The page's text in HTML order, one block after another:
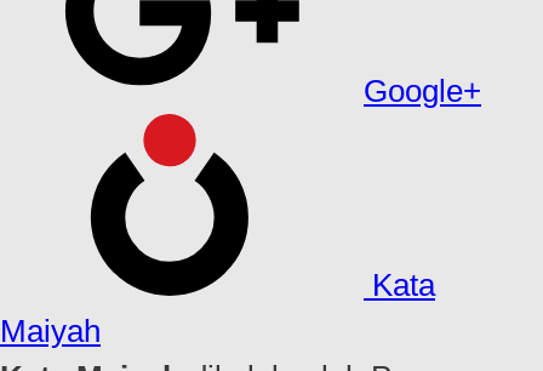
Google+
Kata
Maiyah